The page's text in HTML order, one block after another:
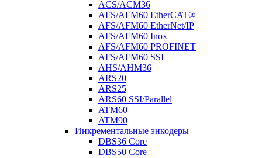
ACS/ACM36
AFS/AFM60 EtherCAT®
AFS/AFM60 EtherNet/IP
AFS/AFM60 Inox
AFS/AFM60 PROFINET
AFS/AFM60 SSI
AHS/AHM36
ARS20
ARS25
ARS60 SSI/Parallel
ATM60
ATM90
Инкрементальные энкодеры
DBS36 Core
DBS50 Core